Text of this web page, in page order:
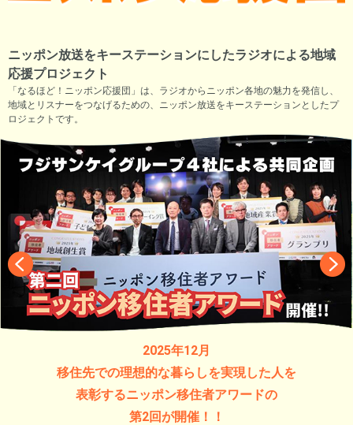
ニッポン放送をキーステーションにしたラジオによる地域
応援プロジェクト
「なるほど！ニッポン応援団」は、ラジオからニッポン各地の魅力を発信し、
地域とリスナーをつなげるための、ニッポン放送をキーステーションとしたプ
ロジェクトです。
2025年11月
中山秀征と井森美幸のオールナイトニッポンGOLD
～上州鶴の会スペシャル～
関連地域：群馬県